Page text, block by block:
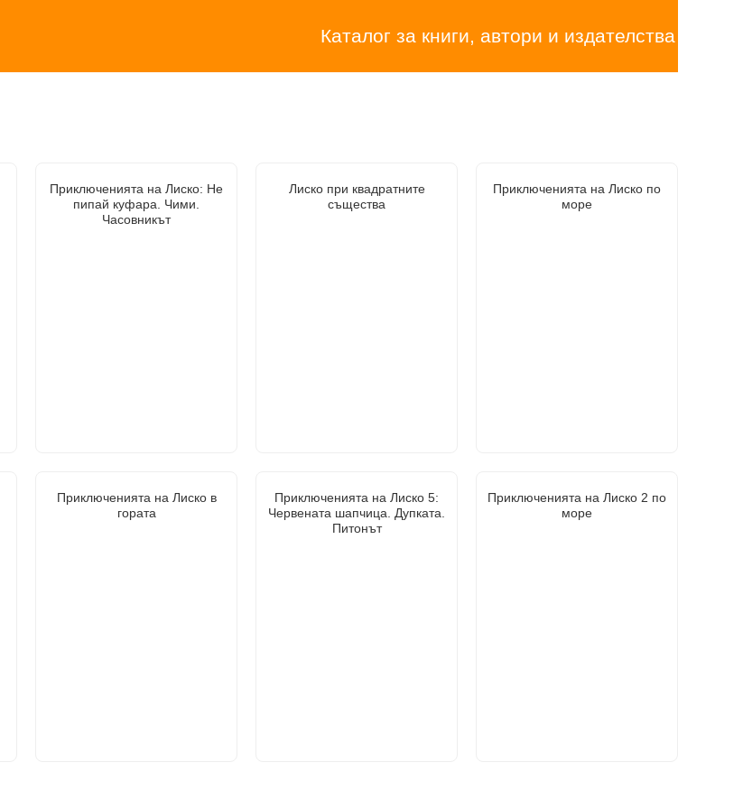
Каталог за книги, автори и издателства
Приключенията на Лиско: Не
пипай куфара. Чими.
Часовникът
Лиско при квадратните
същества
Приключенията на Лиско по
море
Приключенията на Лиско в
гората
Приключенията на Лиско 5:
Червената шапчица. Дупката.
Питонът
Приключенията на Лиско 2 по
море